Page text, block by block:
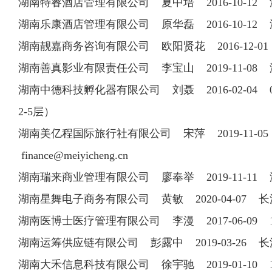
湖南特睿酒店管理有限公司 夏中培 2016-10-12
湖南乐康酒店管理有限公司 原华磊 2016-10-12
湖南靓嘉商务咨询有限公司 欧阳贤花 2016-12-
湖南善真影业有限责任公司 李宝山 2019-11-08
湖南中德科技孵化器有限公司 刘聂 2016-02-04
2-5层）
湖南美亿程国际旅行社有限公司 宋萍 2019-11-
finance@meiyicheng.cn
湖南瑞来商业管理有限公司 廖奉举 2019-11-11
湖南星舞电子商务有限公司 黄敏 2020-04-07 长
湖南医博士医疗管理有限公司 李漫 2017-06-09
湖南运筹供应链有限公司 彭露中 2019-03-26 长
湖南大禾信息科技有限公司 徐宇驰 2019-01-10